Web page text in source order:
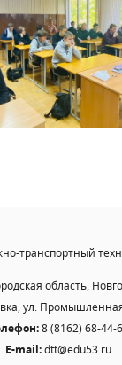
-
услуги
транспортный
область,
ул.
8 (8162) 68-44-
E-mail:dtt@edu53.ru